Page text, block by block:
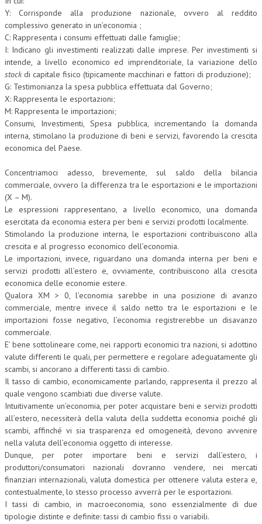
Y: Corrisponde alla produzione nazionale, ovvero al reddito
complessivo generato in un’economia ;
C: Rappresenta i consumi effettuati dalle famiglie;
I: Indicano gli investimenti realizzati dalle imprese. Per investimenti si
intende, a livello economico ed imprenditoriale, la variazione dello
stockdi capitale fisico (tipicamente macchinari e fattori di produzione);
G: Testimonianza la spesa pubblica effettuata dal Governo;
X: Rappresenta le esportazioni;
M: Rappresenta le importazioni;
Consumi, Investimenti, Spesa pubblica, incrementando la domanda
interna, stimolano la produzione di beni e servizi, favorendo la crescita
economica del Paese.
Concentriamoci adesso, brevemente, sul saldo della bilancia
commerciale, ovvero la differenza tra le esportazioni e le importazioni
(X – M).
Le espressioni rappresentano, a livello economico, una domanda
esercitata da economia estera per beni e servizi prodotti localmente.
Stimolando la produzione interna, le esportazioni contribuiscono alla
crescita e al progresso economico dell’economia.
Le importazioni, invece, riguardano una domanda interna per beni e
servizi prodotti all’estero e, ovviamente, contribuiscono alla crescita
economica delle economie estere.
Qualora XM > 0, l’economia sarebbe in una posizione di avanzo
commerciale, mentre invece il saldo netto tra le esportazioni e le
importazioni fosse negativo, l’economia registrerebbe un disavanzo
commerciale.
E’ bene sottolineare come, nei rapporti economici tra nazioni, si adottino
valute differenti le quali, per permettere e regolare adeguatamente gli
scambi, si ancorano a differenti tassi di cambio.
Il tasso di cambio, economicamente parlando, rappresenta il prezzo al
quale vengono scambiati due diverse valute.
Intuitivamente un’economia, per poter acquistare beni e servizi prodotti
all’estero, necessiterà della valuta della suddetta economia poiché gli
scambi, affinché vi sia trasparenza ed omogeneità, devono avvenire
nella valuta dell’economia oggetto di interesse.
Dunque, per poter importare beni e servizi dall’estero, i
produttori/consumatori nazionali dovranno vendere, nei mercati
finanziari internazionali, valuta domestica per ottenere valuta estera e,
contestualmente, lo stesso processo avverrà per le esportazioni.
I tassi di cambio, in macroeconomia, sono essenzialmente di due
tipologie distinte e definite: tassi di cambio fissi o variabili.